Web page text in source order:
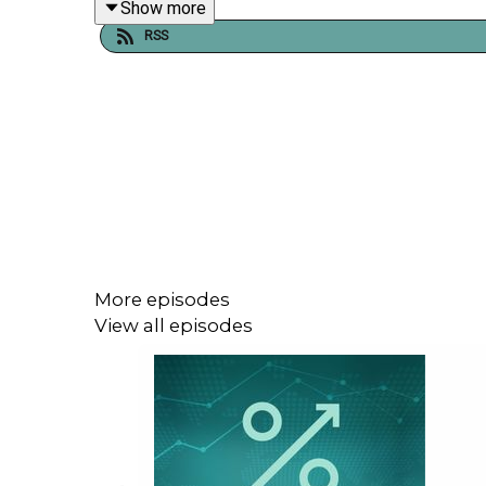
I siste del av episoden ser Paul og Marius
(24:55 min) AI – teknologiskifte eller
(33:06 min) Harper om aksjemarkedet og
Episoden ble spilt inn fredag 14. november 2025.
Produsent: Kim-André Farago, DNB Wealth
Show more
RSS
More episodes
View all episodes